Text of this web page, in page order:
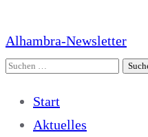
Alhambra-Newsletter
Suchen
Start
Aktuelles